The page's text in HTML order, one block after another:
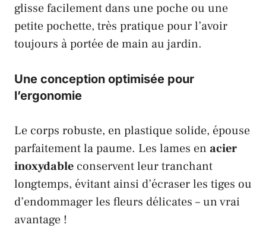
glisse facilement dans une poche ou une
petite pochette, très pratique pour l’avoir
toujours à portée de main au jardin.
Une conception optimisée pour
l’ergonomie
Le corps robuste, en plastique solide, épouse
parfaitement la paume. Les lames en acier
inoxydable conservent leur tranchant
longtemps, évitant ainsi d’écraser les tiges ou
d’endommager les fleurs délicates – un vrai
avantage !